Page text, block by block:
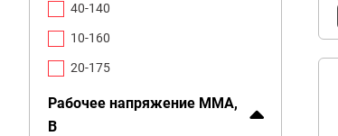
40-140
10-160
20-175
Рабочее напряжение MMA,
В